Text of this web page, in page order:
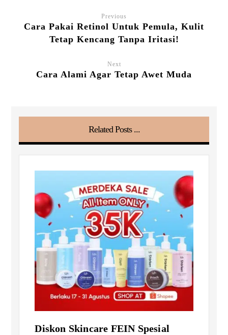
Previous
Cara Pakai Retinol Untuk Pemula, Kulit
Tetap Kencang Tanpa Iritasi!
Next
Cara Alami Agar Tetap Awet Muda
Related Posts ...
Diskon Skincare FEIN Spesial